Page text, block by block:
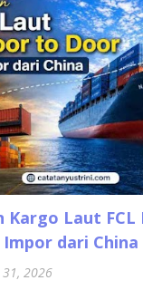
Kargo Laut
dari China
31, 2026